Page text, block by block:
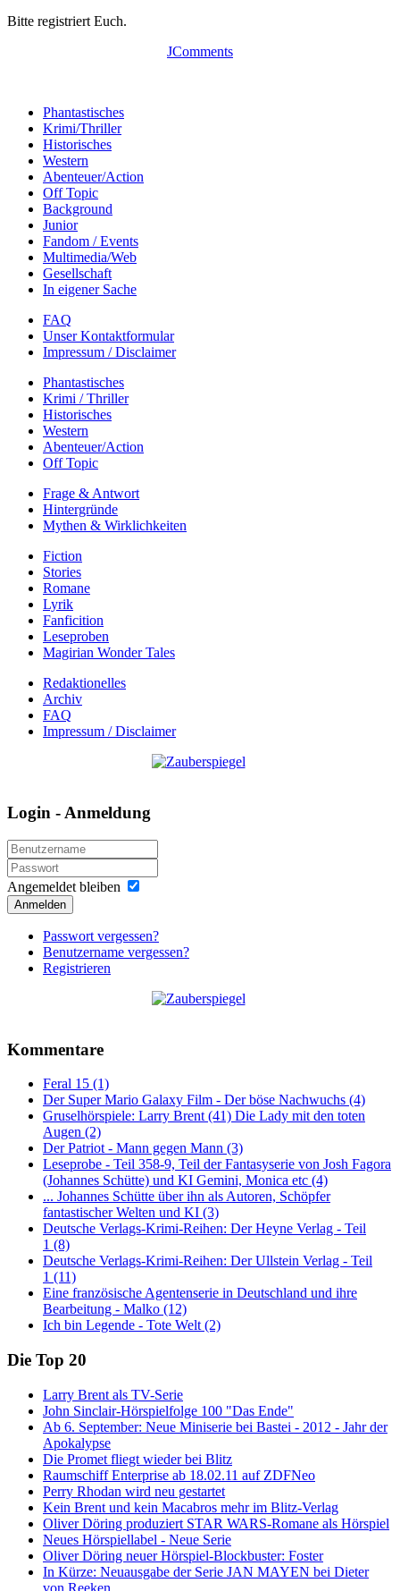
Bitte registriert Euch.
JComments
Phantastisches
Krimi/Thriller
Historisches
Western
Abenteuer/Action
Off Topic
Background
Junior
Fandom / Events
Multimedia/Web
Gesellschaft
In eigener Sache
FAQ
Unser Kontaktformular
Impressum / Disclaimer
Phantastisches
Krimi / Thriller
Historisches
Western
Abenteuer/Action
Off Topic
Frage & Antwort
Hintergründe
Mythen & Wirklichkeiten
Fiction
Stories
Romane
Lyrik
Fanficition
Leseproben
Magirian Wonder Tales
Redaktionelles
Archiv
FAQ
Impressum / Disclaimer
Login - Anmeldung
Angemeldet bleiben
Anmelden
Passwort vergessen?
Benutzername vergessen?
Registrieren
Kommentare
Feral 15 (1)
Der Super Mario Galaxy Film - Der böse Nachwuchs (4)
Gruselhörspiele: Larry Brent (41) Die Lady mit den toten
Augen (2)
Der Patriot - Mann gegen Mann (3)
Leseprobe - Teil 358-9, Teil der Fantasyserie von Josh Fagora
(Johannes Schütte) und KI Gemini, Monica etc (4)
... Johannes Schütte über ihn als Autoren, Schöpfer
fantastischer Welten und KI (3)
Deutsche Verlags-Krimi-Reihen: Der Heyne Verlag - Teil
1 (8)
Deutsche Verlags-Krimi-Reihen: Der Ullstein Verlag - Teil
1 (11)
Eine französische Agentenserie in Deutschland und ihre
Bearbeitung - Malko (12)
Ich bin Legende - Tote Welt (2)
Die Top 20
Larry Brent als TV-Serie
John Sinclair-Hörspielfolge 100 "Das Ende"
Ab 6. September: Neue Miniserie bei Bastei - 2012 - Jahr der
Apokalypse
Die Promet fliegt wieder bei Blitz
Raumschiff Enterprise ab 18.02.11 auf ZDFNeo
Perry Rhodan wird neu gestartet
Kein Brent und kein Macabros mehr im Blitz-Verlag
Oliver Döring produziert STAR WARS-Romane als Hörspiel
Neues Hörspiellabel - Neue Serie
Oliver Döring neuer Hörspiel-Blockbuster: Foster
In Kürze: Neuausgabe der Serie JAN MAYEN bei Dieter
von Reeken